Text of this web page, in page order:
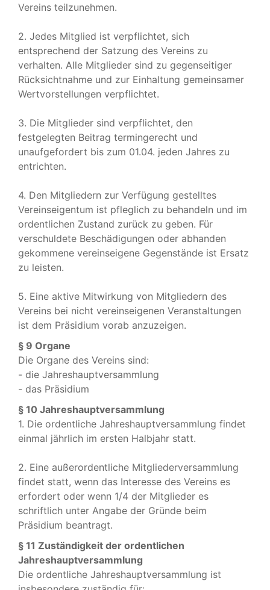
Vereins teilzunehmen.
2. Jedes Mitglied ist verpflichtet, sich
entsprechend der Satzung des Vereins zu
verhalten. Alle Mitglieder sind zu gegenseitiger
Rücksichtnahme und zur Einhaltung gemeinsamer
Wertvorstellungen verpflichtet.
3. Die Mitglieder sind verpflichtet, den
festgelegten Beitrag termingerecht und
unaufgefordert bis zum 01.04. jeden Jahres zu
entrichten.
4. Den Mitgliedern zur Verfügung gestelltes
Vereinseigentum ist pfleglich zu behandeln und im
ordentlichen Zustand zurück zu geben. Für
verschuldete Beschädigungen oder abhanden
gekommene vereinseigene Gegenstände ist Ersatz
zu leisten.
5. Eine aktive Mitwirkung von Mitgliedern des
Vereins bei nicht vereinseigenen Veranstaltungen
ist dem Präsidium vorab anzuzeigen.
§ 9 Organe
Die Organe des Vereins sind:
- die Jahreshauptversammlung
- das Präsidium
§ 10 Jahreshauptversammlung
1. Die ordentliche Jahreshauptversammlung findet
einmal jährlich im ersten Halbjahr statt.
2. Eine außerordentliche Mitgliederversammlung
findet statt, wenn das Interesse des Vereins es
erfordert oder wenn 1/4 der Mitglieder es
schriftlich unter Angabe der Gründe beim
Präsidium beantragt.
§ 11 Zuständigkeit der ordentlichen
Jahreshauptversammlung
Die ordentliche Jahreshauptversammlung ist